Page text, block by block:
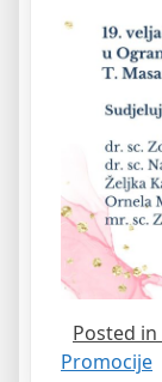
Posted in
Promocije